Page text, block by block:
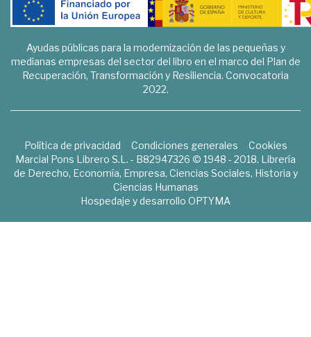
Ayudas públicas para la modernización de las pequeñas y
medianas empresas del sector del libro en el marco del Plan de
Recuperación, Transformación y Resiliencia. Convocatoria
2022.
Política de privacidad Condiciones generales
Cookies
Marcial Pons Librero S.L. - B82947326 © 1948 - 2018. Librería
de Derecho, Economía, Empresa, Ciencias Sociales, Historia y
Ciencias Humanas
Hospedaje y desarrollo OPTYMA